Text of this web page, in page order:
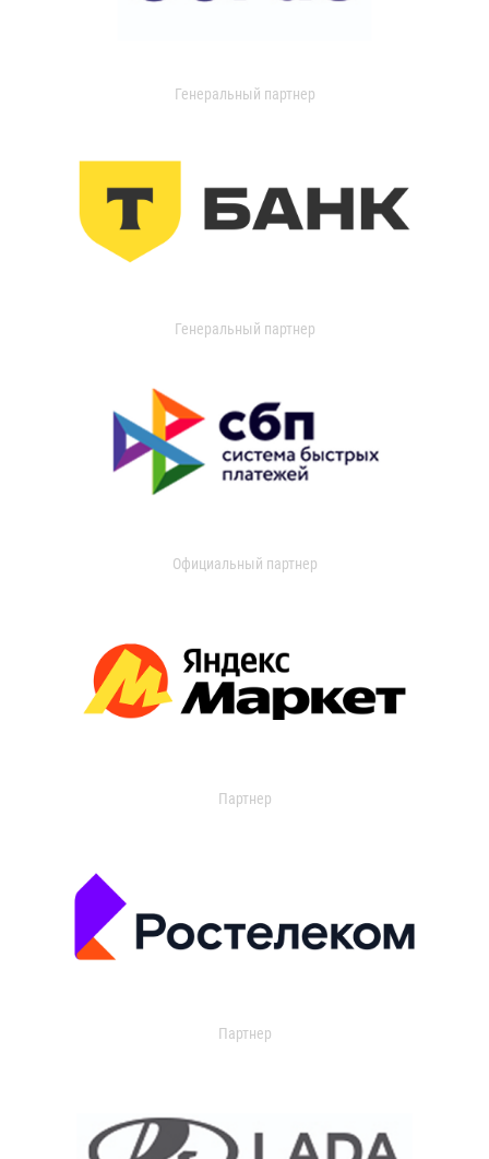
Генеральный партнер
Генеральный партнер
Официальный партнер
Партнер
Партнер